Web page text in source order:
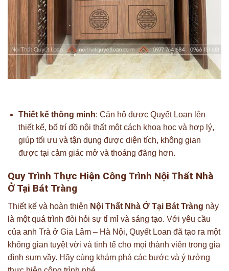
Thiết kế thông minh: Căn hộ được Quyết Loan lên
thiết kế, bố trí đồ nội thất một cách khoa học và hợp lý,
giúp tối ưu và tận dụng được diện tích, không gian
được tại cảm giác mở và thoáng đãng hơn.
Quy Trình Thực Hiện Công Trình Nội Thất Nhà
Ở Tại Bát Tràng
Thiết kế và hoàn thiện Nội Thất Nhà Ở Tại Bát Tràng này
là một quá trình đòi hỏi sự tỉ mỉ và sáng tạo. Với yêu cầu
của anh Trà ở Gia Lâm – Hà Nội, Quyết Loan đã tạo ra một
không gian tuyệt vời và tinh tế cho mọi thành viên trong gia
đình sum vầy. Hãy cùng khám phá các bước và ý tưởng